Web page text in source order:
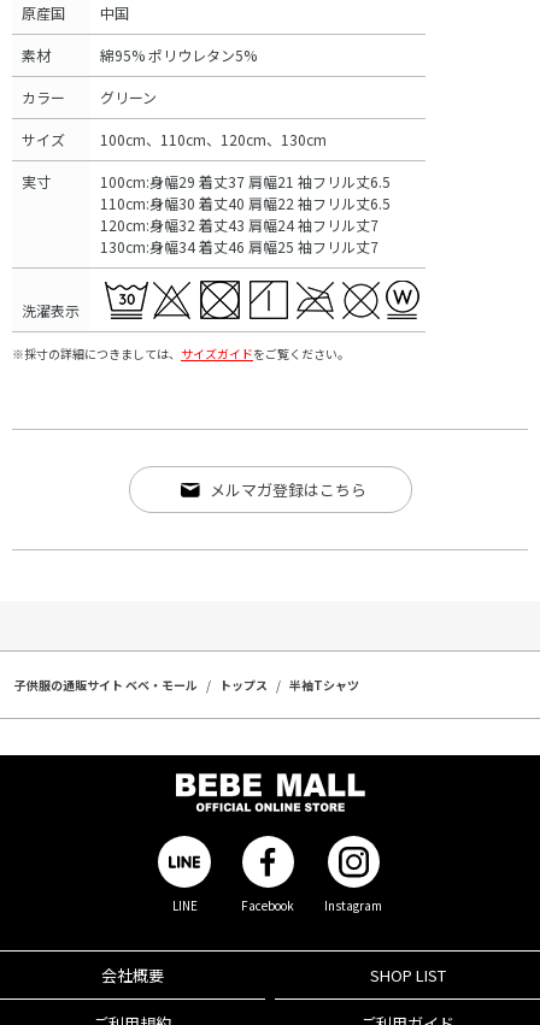
原産国 中国
素材 綿95% ポリウレタン5%
カラー グリーン
サイズ 100cm、110cm、120cm、130cm
実寸
100cm:身幅29 着丈37 肩幅21 袖フリル丈6.5
110cm:身幅30 着丈40 肩幅22 袖フリル丈6.5
120cm:身幅32 着丈43 肩幅24 袖フリル丈7
130cm:身幅34 着丈46 肩幅25 袖フリル丈7
洗濯表示
※採寸の詳細につきましては、 サイズガイドをご覧ください。
メルマガ登録はこちら
子供服の通販サイト ベベ・モール トップス 半袖Tシャツ
LINE Facebook Instagram
会社概要 SHOP LIST